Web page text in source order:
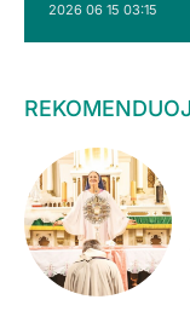
2026 06 15 03:15